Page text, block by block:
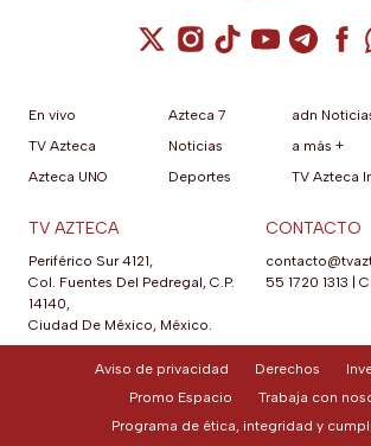
Cuenta de X / Twitter
Cuenta deCuenta de
Cuenta de
En vivo
TV Azteca
Azteca UNO
Azteca 7
Noticias
Deportes
adn
a más +
TV Azteca
TV AZTECA
Periférico Sur 4121,
Col. Fuentes Del Pedregal, C.P.
14140,
Ciudad De México, México.
CONTACTO
55 1720 1313
Aviso de privacidad Derechos
Promo Espacio
Trabaja con
Programa de ética, integridad y